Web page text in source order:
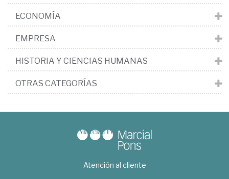
ECONOMÍA
EMPRESA
HISTORIA Y CIENCIAS HUMANAS
OTRAS CATEGORÍAS
Atención al cliente